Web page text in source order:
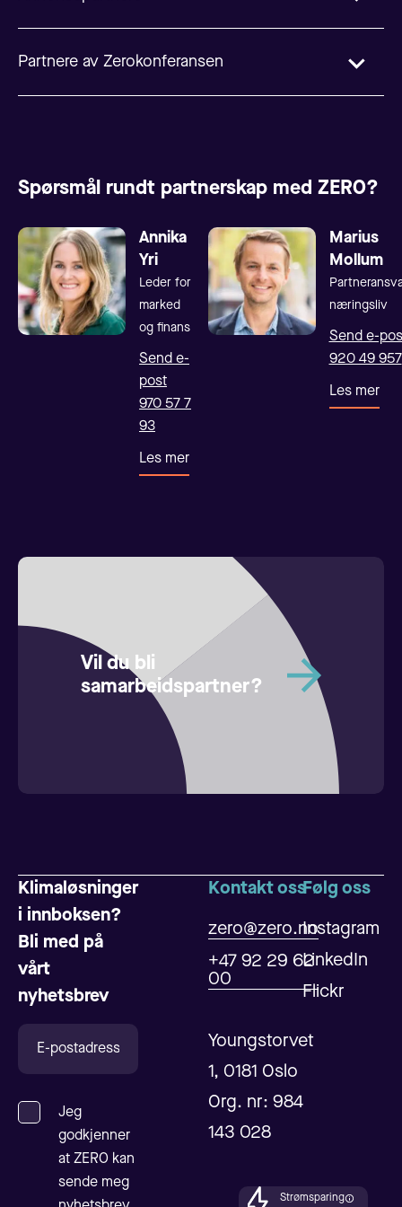
Strømsparing
Partnere av Zerokonferansen
Spørsmål rundt partnerskap med ZERO?
Annika
Yri
Leder for
marked
og finans
Send e-
post
970 57 7
93
Les mer
Marius
Mollum
næringsliv
Send e-
920 49 957
Les mer
Vil du bli
samarbeidspartner?
Klimaløsninger
i innboksen?
Bli med på
vårt
nyhetsbrev
Jeg
godkjenner
at ZERO kan
sende meg
Kontakt oss
zero@zero.no
+47 92 29 62
00
Youngstorvet
1, 0181 Oslo
Org. nr: 984
143 028
Følg oss
Instagram
LinkedIn
Flickr